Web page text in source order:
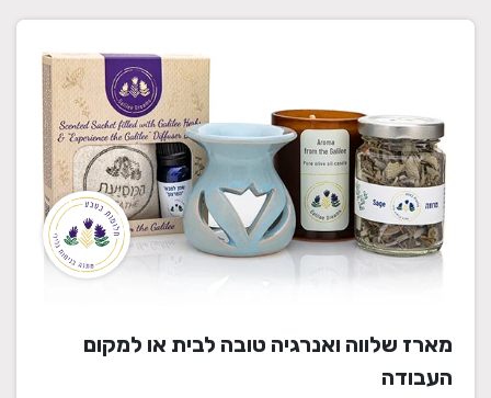
מארז שלווה ואנרגיה טובה לבית או למקום
העבודה